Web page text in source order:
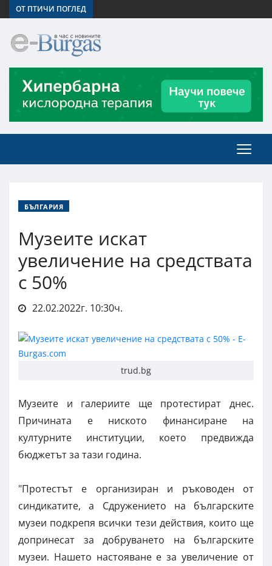
ОТ ПТИЧИ ПОГЛЕД
БЪЛГАРИЯ
Музеите искат
увеличение на средствата
с 50%
22.02.2022г. 10:30ч.
trud.bg
Музеите и галериите ще протестират днес.
Причината е ниското финансиране на
културните институции, което предвижда
бюджетът за тази година.
"Протестът е организиран и ръководен от
синдикатите, а Сдружението на българските
музеи подкрепя всички тези действия, които ще
допринесат за добруването на българските
музеи. Нашето настояване е за увеличение от